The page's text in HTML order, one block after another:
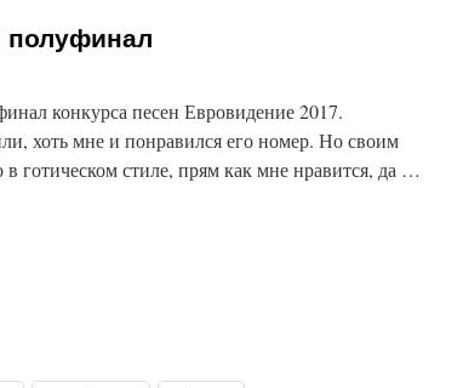
полуфинал
конкурса песен Евровидение 2017.
хоть мне и понравился его номер. Но своим
готическом стиле, прям как мне нравится, да …